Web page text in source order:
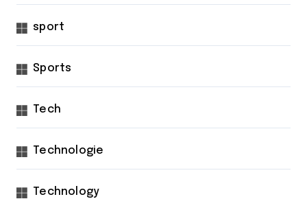
sport
Sports
Tech
Technologie
Technology